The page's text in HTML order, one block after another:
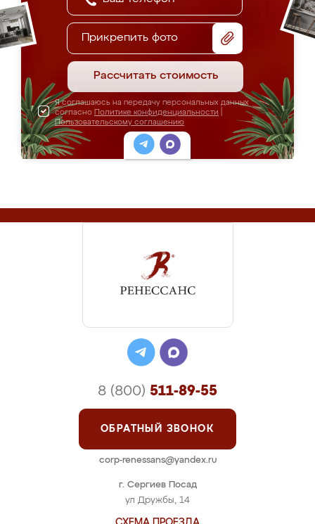
Прикрепить фото
Рассчитать стоимость
Я соглашаюсь на передачу персональных данных
согласно Политике конфиденциальности
Пользовательскому соглашению
г. Сергиев Посад
ул Дружбы, 14
8 (800) 511-89-55
ОБРАТНЫЙ ЗВОНОК
corp-renessans@yandex.ru